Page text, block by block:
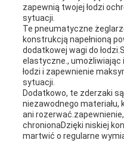
zapewnią twojej łodzi
sytuacji.
Te pneumatyczne
konstrukcją napełnioną
dodatkowej wagi do
elastyczne., umożliwiając
łodzi i zapewnienie
sytuacji.
Dodatkowo, te zderzaki
niezawodnego materiału,
ani
chronionaDzięki niskiej
martwić o regularne